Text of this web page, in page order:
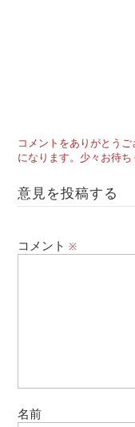
コメントをありがとう
になります。少々お待ち
意見を投稿する
コメント※
名前